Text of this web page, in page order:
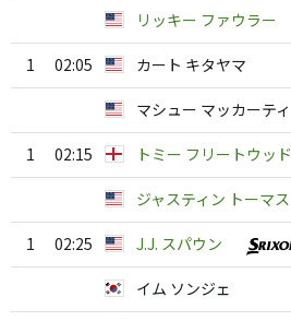
リッキー ファウラー
1 02:05 カート キタヤマ
マシュー マッカーティ
1 02:15 トミー フリートウッド
ジャスティン トーマス
1 02:25 J.J. スパウン
イム ソンジェ